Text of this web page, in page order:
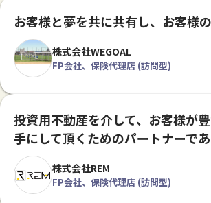
お客様と夢を共に共有し、お客様
株式会社WEGOAL
FP会社、保険代理店 (訪問型)
投資用不動産を介して、お客様が
手にして頂くためのパートナーで
株式会社REM
FP会社、保険代理店 (訪問型)